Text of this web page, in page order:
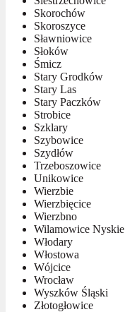
Skorochów
Skoroszyce
Sławniowice
Słoków
Śmicz
Stary Grodków
Stary Las
Stary Paczków
Strobice
Szklary
Szybowice
Szydłów
Trzeboszowice
Unikowice
Wierzbie
Wierzbięcice
Wierzbno
Wilamowice Nyskie
Włodary
Włostowa
Wójcice
Wrocław
Wyszków Śląski
Złotogłowice